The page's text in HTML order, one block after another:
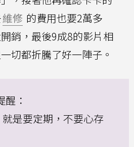
維修 的費用也要2萬多
銷，最後9成8的影片相
切都折騰了好一陣子。
：
是要定期，不要心存